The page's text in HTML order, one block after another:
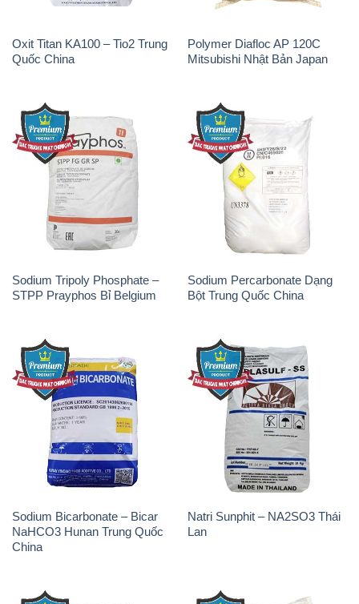
Oxit Titan KA100 – Tio2 Trung
Quốc China
Polymer Diafloc AP 120C
Mitsubishi Nhật Bản Japan
Sodium Tripoly Phosphate –
STPP Prayphos Bỉ Belgium
Sodium Percarbonate Dạng
Bột Trung Quốc China
Sodium Bicarbonate – Bicar
NaHCO3 Hunan Trung Quốc
China
Natri Sunphit – NA2SO3 Thái
Lan